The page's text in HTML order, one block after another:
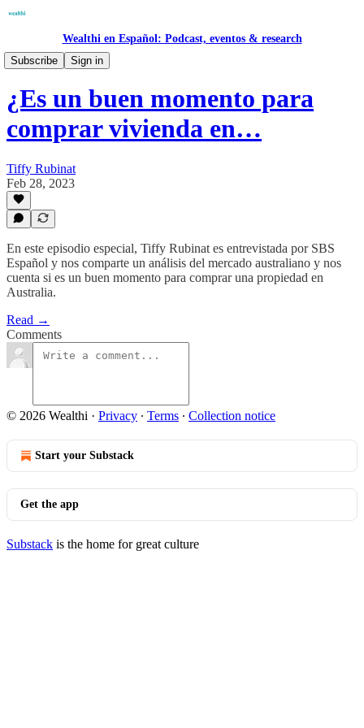
Wealthi en Español: Podcast, eventos & research
Subscribe
Sign in
Podcast
¿Es un buen momento para
comprar vivienda en…
Tiffy Rubinat
Feb 28, 2023
En este episodio especial, Tiffy Rubinat es entrevistada por SBS
Español y nos comparte un análisis del mercado australiano y nos
cuenta si es un buen momento para comprar una propiedad en
Australia.
Read →
Comments
© 2026 Wealthi · Privacy ∙ Terms ∙ Collection notice
Start your Substack
Get the app
Substack is the home for great culture